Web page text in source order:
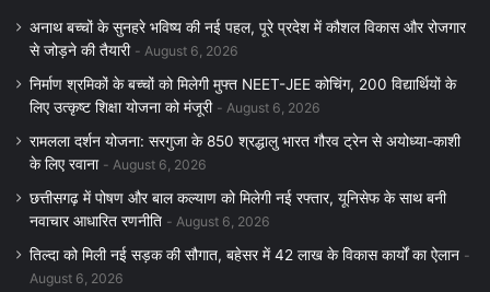
अनाथ बच्चों के सुनहरे भविष्य की नई पहल, पूरे प्रदेश में कौशल विकास और रोजगार
से जोड़ने की तैयारी
August 6, 2026
निर्माण श्रमिकों के बच्चों को मिलेगी मुफ्त NEET-JEE कोचिंग, 200 विद्यार्थियों के
लिए उत्कृष्ट शिक्षा योजना को मंजूरी
August 6, 2026
रामलला दर्शन योजना: सरगुजा के 850 श्रद्धालु भारत गौरव ट्रेन से अयोध्या-काशी
के लिए रवाना
August 6, 2026
छत्तीसगढ़ में पोषण और बाल कल्याण को मिलेगी नई रफ्तार, यूनिसेफ के साथ बनी
नवाचार आधारित रणनीति
August 6, 2026
तिल्दा को मिली नई सड़क की सौगात, बहेसर में 42 लाख के विकास कार्यों का ऐलान
August 6, 2026